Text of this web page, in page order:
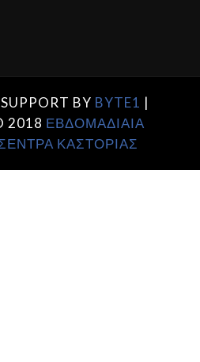
BY BYTE1 |
2018 ΕΒΔΟΜΑΔΙΑΙΑ
ΚΑΣΤΟΡΙΑΣ